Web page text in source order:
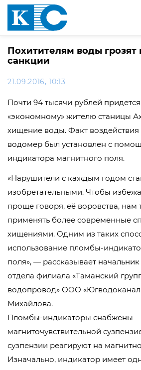
Похитителям воды
санкции
21.09.2016, 10:13
Почти 94 тысячи рублей придется
«экономному» жителю станицы
хищение воды. Факт
водомер был установлен с
индикатора магнитного поля.
«Нарушители с каждым годом
изобретательными. Чтобы
проще говоря, её воровства, нам
применять более современные
хищениями. Одним из таких
использование пломбы-
поля», — рассказывает
отдела филиала «Таманский
водопровод» ООО
Михайлова.
Пломбы-индикаторы снабжены
магниточувствительной
сузпензии реагируют на
Изначально, индикатор имеет